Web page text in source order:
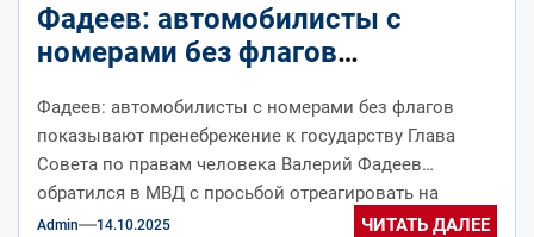
Фадеев: автомобилисты с
номерами без флагов
государству – Коммерсантъ
Фадеев: автомобилисты с номерами без флагов
показывают пренебрежение к государству Глава
Совета по правам человека Валерий Фадеев
обратился в МВД с просьбой отреагировать на
«участившуюся...
Admin 14.10.2025 ЧИТАТЬ ДАЛЕЕ